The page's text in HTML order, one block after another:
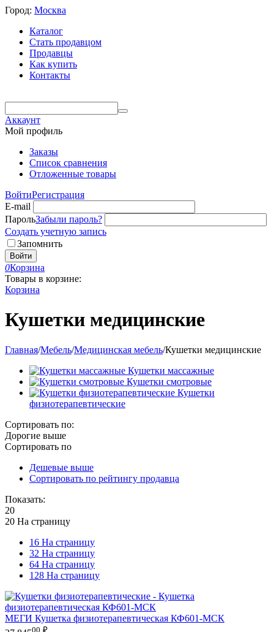
Город: Москва
Каталог
Стать продавцом
Продавцы
Как купить
Контакты
Аккаунт
Мой профиль
Заказы
Список сравнения
Отложенные товары
ВойтиРегистрация
E-mail
ПарольЗабыли пароль?
Создать учетную запись
Запомнить
Войти
0Корзина
Товары в корзине:
Корзина
Кушетки медицинские
Главная/Мебель/Медицинская мебель/Кушетки медицинские
Кушетки массажные
Кушетки смотровые
Кушетки
физиотерапевтические
Сортировать по:
Дорогие выше
Сортировать по
Дешевые выше
Сортировать по рейтингу продавца
Показать:
20
20 На страницу
16 На страницу
32 На страницу
64 На страницу
128 На страницу
МЕГИ Кушетка физиотерапевтическая КФ601-МСК
00 ₽